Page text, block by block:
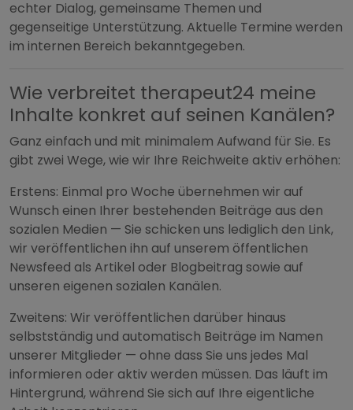
echter Dialog, gemeinsame Themen und
gegenseitige Unterstützung. Aktuelle Termine werden
im internen Bereich bekanntgegeben.
Wie verbreitet therapeut24 meine
Inhalte konkret auf seinen Kanälen?
Ganz einfach und mit minimalem Aufwand für Sie. Es
gibt zwei Wege, wie wir Ihre Reichweite aktiv erhöhen:
Erstens: Einmal pro Woche übernehmen wir auf
Wunsch einen Ihrer bestehenden Beiträge aus den
sozialen Medien — Sie schicken uns lediglich den Link,
wir veröffentlichen ihn auf unserem öffentlichen
Newsfeed als Artikel oder Blogbeitrag sowie auf
unseren eigenen sozialen Kanälen.
Zweitens: Wir veröffentlichen darüber hinaus
selbstständig und automatisch Beiträge im Namen
unserer Mitglieder — ohne dass Sie uns jedes Mal
informieren oder aktiv werden müssen. Das läuft im
Hintergrund, während Sie sich auf Ihre eigentliche